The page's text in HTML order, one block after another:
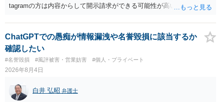
tagramの方は内容からして開示請求ができる可能性が高いでしょう。
いでしょう。７月中にアカウントが削除されている場合、今から進め
ても失敗する可能性が高いように思われます。 相手を特定できた場
合、相手に全ての弁護士費用を負担させることは可能でしょうか？ →
訴訟外の交渉で相手方が認めれば負担させることができるでしょう。
訴訟で判決となった場合は、実際の弁護士費用が認められる場合と認
められない場合があり何ともいえないところでしょう。
ChatGPTでの愚痴が情報漏洩や名誉毀損に該当するか
確認したい
#名誉毀損 #風評被害・営業妨害 #個人・プライベート
2026年8月4日
白井 弘昭 弁護士